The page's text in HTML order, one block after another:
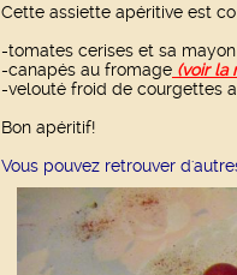
Cette assiette apéritive est
-tomates cerises et sa
-canapés au fromage (voir la
-velouté froid de courgettes
Bon apéritif!
Vous pouvez retrouver